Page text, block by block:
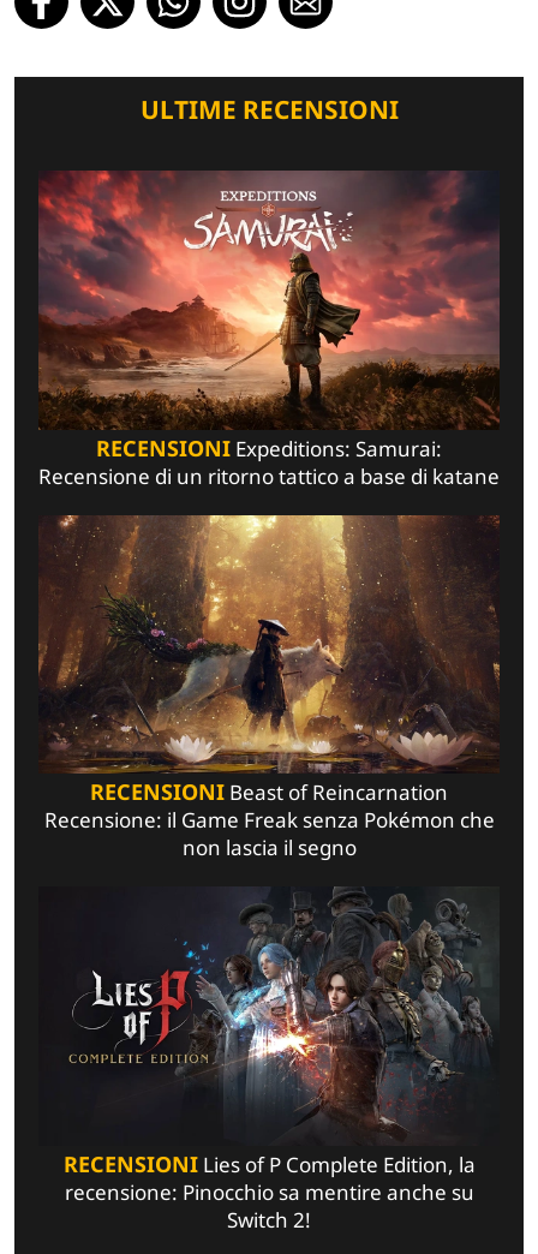
ULTIME RECENSIONI
RECENSIONI Expeditions: Samurai:
Recensione di un ritorno tattico a base di katane
RECENSIONI Beast of Reincarnation
Recensione: il Game Freak senza Pokémon che
non lascia il segno
RECENSIONILies of P Complete Edition, la
recensione: Pinocchio sa mentire anche su
Switch 2!